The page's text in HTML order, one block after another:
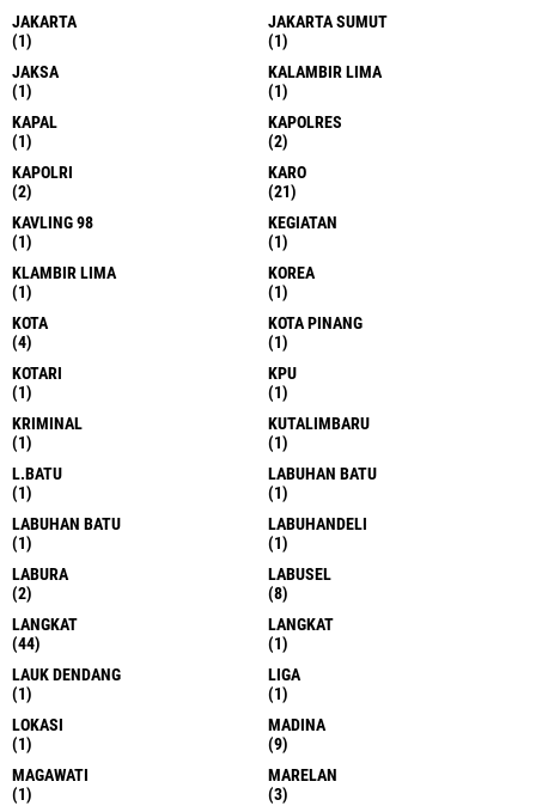
JAKARTA
(1)
JAKARTA SUMUT
(1)
JAKSA
(1)
KALAMBIR LIMA
(1)
KAPAL
(1)
KAPOLRES
(2)
KAPOLRI
(2)
KARO
(21)
KAVLING 98
(1)
KEGIATAN
(1)
KLAMBIR LIMA
(1)
KOREA
(1)
KOTA
(4)
KOTA PINANG
(1)
KOTARI
(1)
KPU
(1)
KRIMINAL
(1)
KUTALIMBARU
(1)
L.BATU
(1)
LABUHAN BATU
(1)
LABUHAN BATU
(1)
LABUHANDELI
(1)
LABURA
(2)
LABUSEL
(8)
LANGKAT
(44)
LANGKAT
(1)
LAUK DENDANG
(1)
LIGA
(1)
LOKASI
(1)
MADINA
(9)
MAGAWATI
(1)
MARELAN
(3)